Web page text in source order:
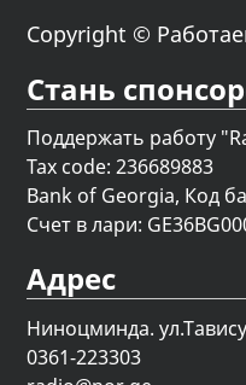
Copyright ©
Стань
Поддержать работу
Tax code: 236689883
Bank of Georgia, Код
Счет в лари:
Адрес
Ниноцминда.
0361-223303